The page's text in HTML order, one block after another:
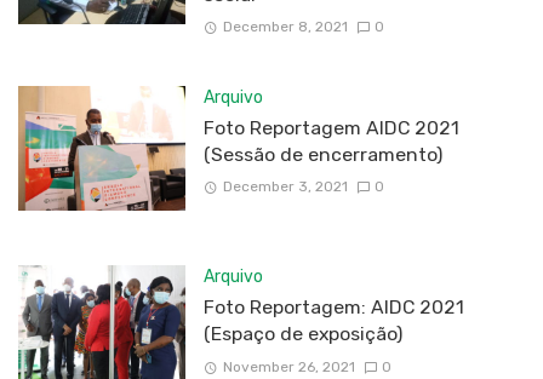
December 8, 2021 0
Arquivo
Foto Reportagem AIDC 2021
(Sessão de encerramento)
December 3, 2021 0
Arquivo
Foto Reportagem: AIDC 2021
(Espaço de exposição)
November 26, 2021 0